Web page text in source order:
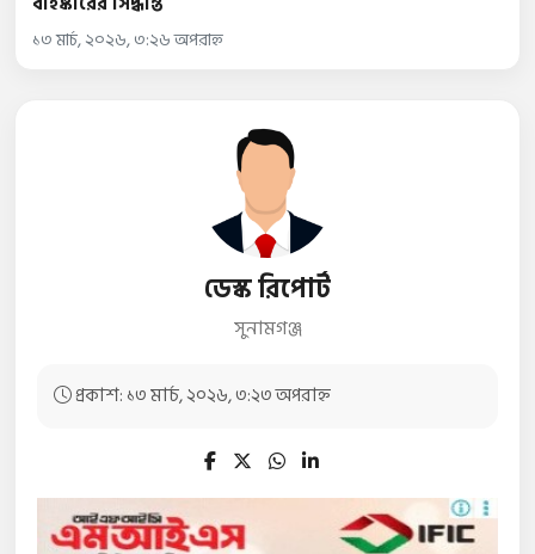
১৩ মার্চ, ২০২৬, ৩:২৬ অপরাহ্ন
ডেস্ক রিপোর্ট
সুনামগঞ্জ
প্রকাশ: ১৩ মার্চ, ২০২৬, ৩:২৩ অপরাহ্ন